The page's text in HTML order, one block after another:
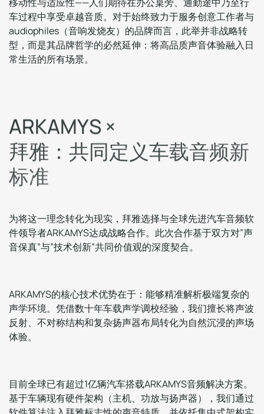
车过程中享受卓越音质。对于始终致力于服务创意工作者与
audiophiles（音响发烧友）的品牌而言，此举并非战略转
型，而是其品牌哲学的必然延伸：将高品质声音体验融入日
常生活的所有场景。
ARKAMYS×
拜雅 ： 共同定 义车载音频新
标准
为将这一理念转化为现实，拜雅选择与全球先进汽车音频软
件领导者ARKAMYS达成战略合作。此次合作基于双方对”声
音保真”与”技术创新”共同价值观的深度契合。
ARKAMYS的核心技术优势在于：能够精准解析极端复杂的
声学环境。凭借数十年车载声学调校经验，我们擅长将声波
反射、不对称结构和复杂扬声器布局转化为自然沉浸的声场
体验。
目前全球已有超过1亿辆汽车搭载ARKAMYS音频解决方案。
基于车辆现有硬件架构（主机、功放与扬声器），我们通过